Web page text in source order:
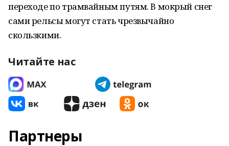
переходе по трамвайным путям. В мокрый снег
сами рельсы могут стать чрезвычайно
скользкими.
Читайте нас
Партнеры